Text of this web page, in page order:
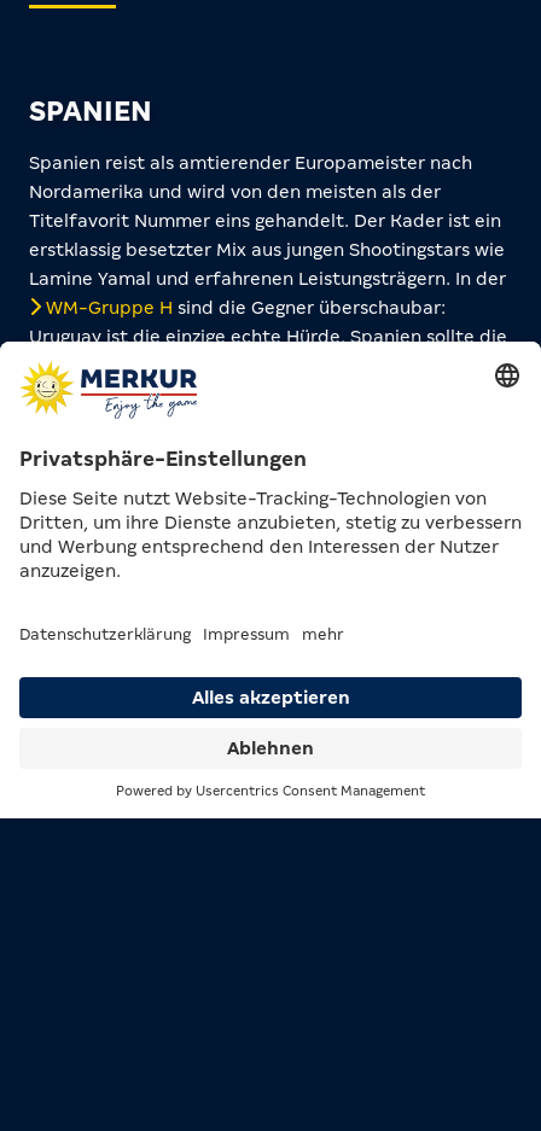
SPANIEN
Spanien reist als amtierender Europameister nach
Nordamerika und wird von den meisten als der
Titelfavorit Nummer eins gehandelt. Der Kader ist ein
erstklassig besetzter Mix aus jungen Shootingstars wie
Lamine Yamal und erfahrenen Leistungsträgern. In der
WM-Gruppe H sind die Gegner überschaubar:
Uruguay ist die einzige echte Hürde. Spanien sollte die
Vorrunde souverän überstehen und in den K.o.-Spielen
voll da sein.
FRANKREICH
Frankreich verfügt über den teuersten WM-Kader und
stand in den letzten beiden WM-Endspielen. Eine
Bilanz, die für sich spricht. Die WM-Gruppe I mit
Senegal und Norwegen ist allerdings die härteste unter
fokussiert sein, sollte aber mit der individuellen
jeden Gegner schlagen können.
England hat die Qualifikation ohne ein einziges